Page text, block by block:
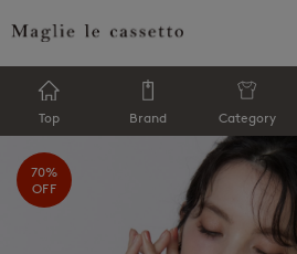
Top Brand Category
70%
OFF